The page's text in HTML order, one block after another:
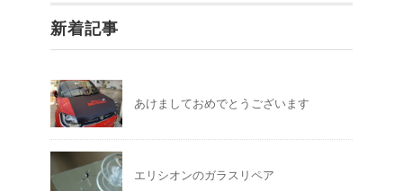
新着記事
あけましておめでとうございます
エリシオンのガラスリペア